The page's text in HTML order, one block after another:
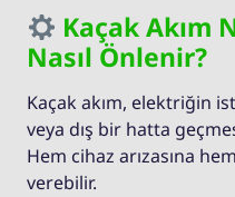
Kaçak Akım
Nasıl Önlenir?
Kaçak akım, elektriğin
veya dış bir hatta
Hem cihaz arızasına
verebilir.